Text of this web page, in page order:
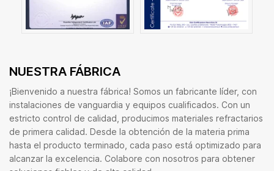
NUESTRA FÁBRICA
¡Bienvenido a nuestra fábrica! Somos un fabricante líder, con
instalaciones de vanguardia y equipos cualificados. Con un
estricto control de calidad, producimos materiales refractarios
de primera calidad. Desde la obtención de la materia prima
hasta el producto terminado, cada paso está optimizado para
alcanzar la excelencia. Colabore con nosotros para obtener